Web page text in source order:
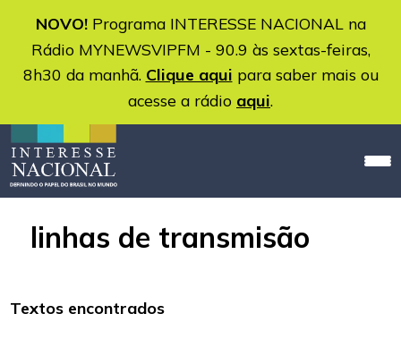
NOVO!Programa INTERESSE NACIONAL na
Rádio MYNEWSVIPFM - 90.9 às sextas-feiras,
8h30 da manhã. Clique aqui para saber mais ou
acesse a rádio aqui.
linhas de transmisão
Textos encontrados